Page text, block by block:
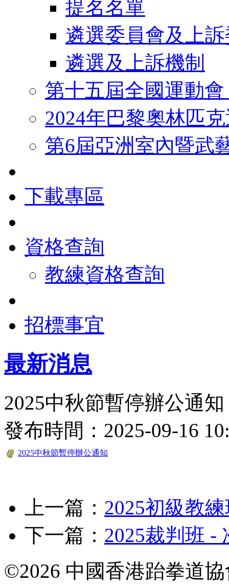
提名名單
遴選委員會及上
遴選及上訴機制
第十五屆全國運動
2024年巴黎奧林匹
第6屆亞洲室內暨武
下載專區
資格查詢
教練資格查詢
招標事宜
最新消息
2025中秋節暫停辦公通知
發布時間：2025-09-16
2025中秋節暫停辦公通知
上一篇： 2025初級教
下一篇： 2025裁判班 -
©2026 中國香港跆拳道